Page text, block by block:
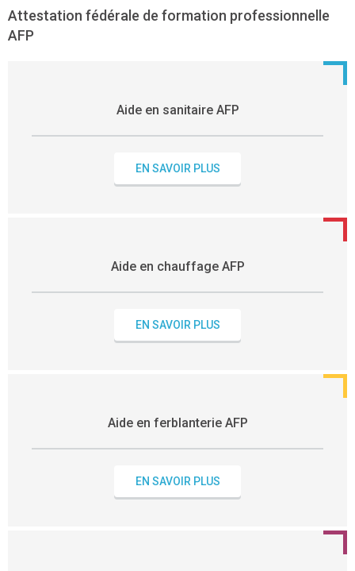
Attestation fédérale de formation professionnelle
AFP
Aide en sanitaire AFP
EN SAVOIR PLUS
Aide en chauffage AFP
EN SAVOIR PLUS
Aide en ferblanterie AFP
EN SAVOIR PLUS